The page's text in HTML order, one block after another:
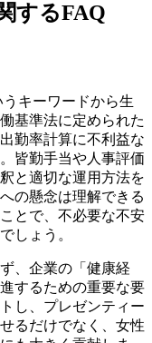
するFAQ
キーワードから生
基準法に定められた
勤率計算に不利益な
皆勤手当や人事評価
と適切な運用方法を
の懸念は理解できる
とで、不必要な不安
しょう。
、企業の「健康経
するための重要な要
し、プレゼンティー
るだけでなく、女性